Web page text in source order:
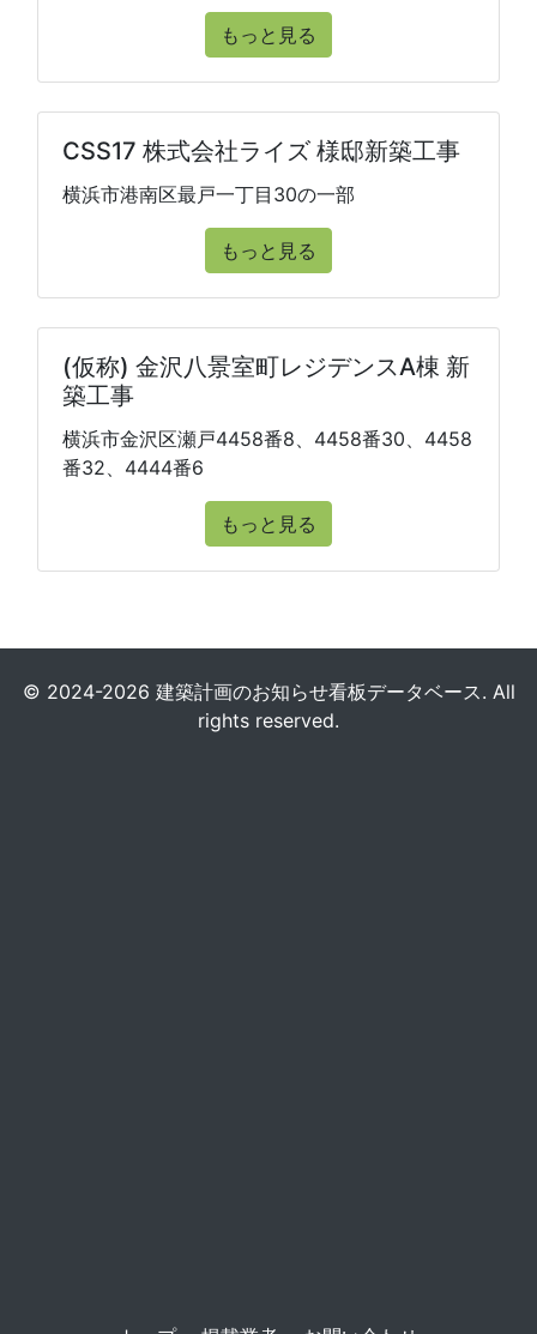
もっと見る
CSS17 株式会社ライズ 様邸新築工事
横浜市港南区最戸一丁目30の一部
もっと見る
(仮称) 金沢八景室町レジデンスA棟 新
築工事
横浜市金沢区瀬戸4458番8、4458番30、4458
番32、4444番6
もっと見る
© 2024-2026 建築計画のお知らせ看板データベース. All
rights reserved.